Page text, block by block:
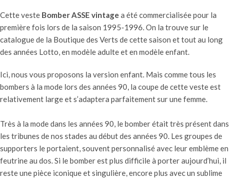
Cette veste Bomber ASSE vintage a été commercialisée pour la
première fois lors de la saison 1995-1996. On la trouve sur le
catalogue de la Boutique des Verts de cette saison et tout au long
des années Lotto, en modèle adulte et en modèle enfant.
Ici, nous vous proposons la version enfant. Mais comme tous les
bombers à la mode lors des années 90, la coupe de cette veste est
relativement large et s’adaptera parfaitement sur une femme.
Très à la mode dans les années 90, le bomber était très présent dans
les tribunes de nos stades au début des années 90. Les groupes de
supporters le portaient, souvent personnalisé avec leur emblème en
feutrine au dos. Si le bomber est plus difficile à porter aujourd’hui, il
reste une pièce iconique et singulière, encore plus avec un sublime